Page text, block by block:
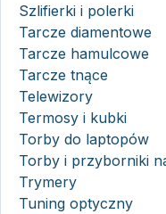
Szlifierki i polerki
Tarcze diamentowe
Tarcze hamulcowe
Tarcze tnące
Telewizory
Termosy i kubki
Torby do laptopów
Torby i przyborniki
Trymery
Tuning optyczny